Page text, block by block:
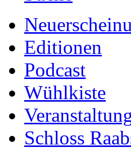
Editionen
Podcast
Wühlkiste
Schloss